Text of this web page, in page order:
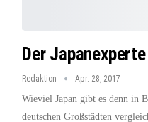
Der
Redaktion Apr. 28, 2017
Wieviel Japan gibt es denn in
deutschen Großstädten